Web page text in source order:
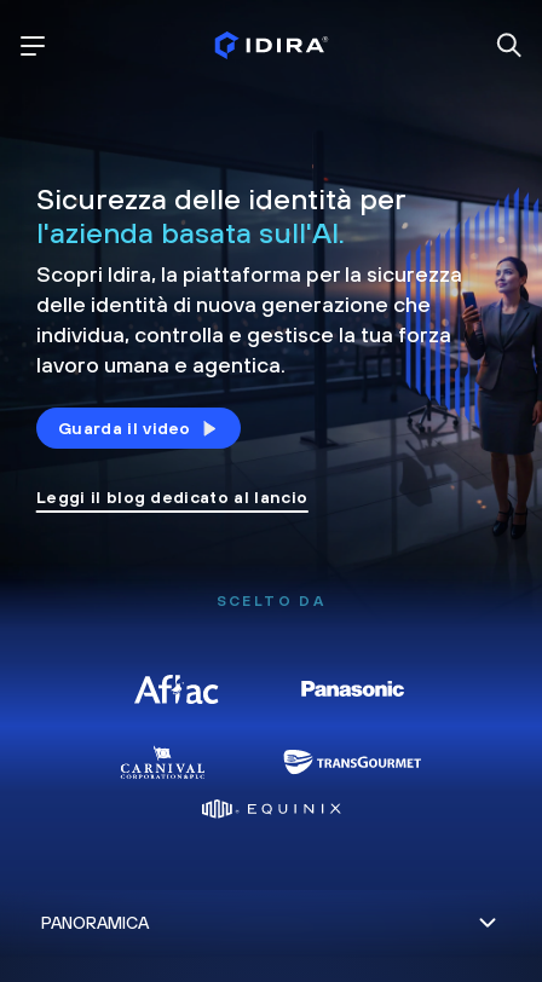
Sicurezza delle identità per
l'azienda basata sull'AI.
Scopri Idira, la piattaforma per la sicurezza
delle identità di nuova generazione che
individua, controlla e gestisce la tua forza
lavoro umana e agentica.
Guarda il video
Leggi il blog dedicato al lancio
SCELTO DA